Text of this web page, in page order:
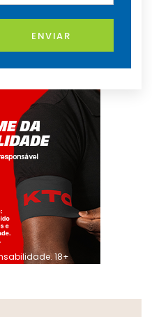
ENVIAR
18+